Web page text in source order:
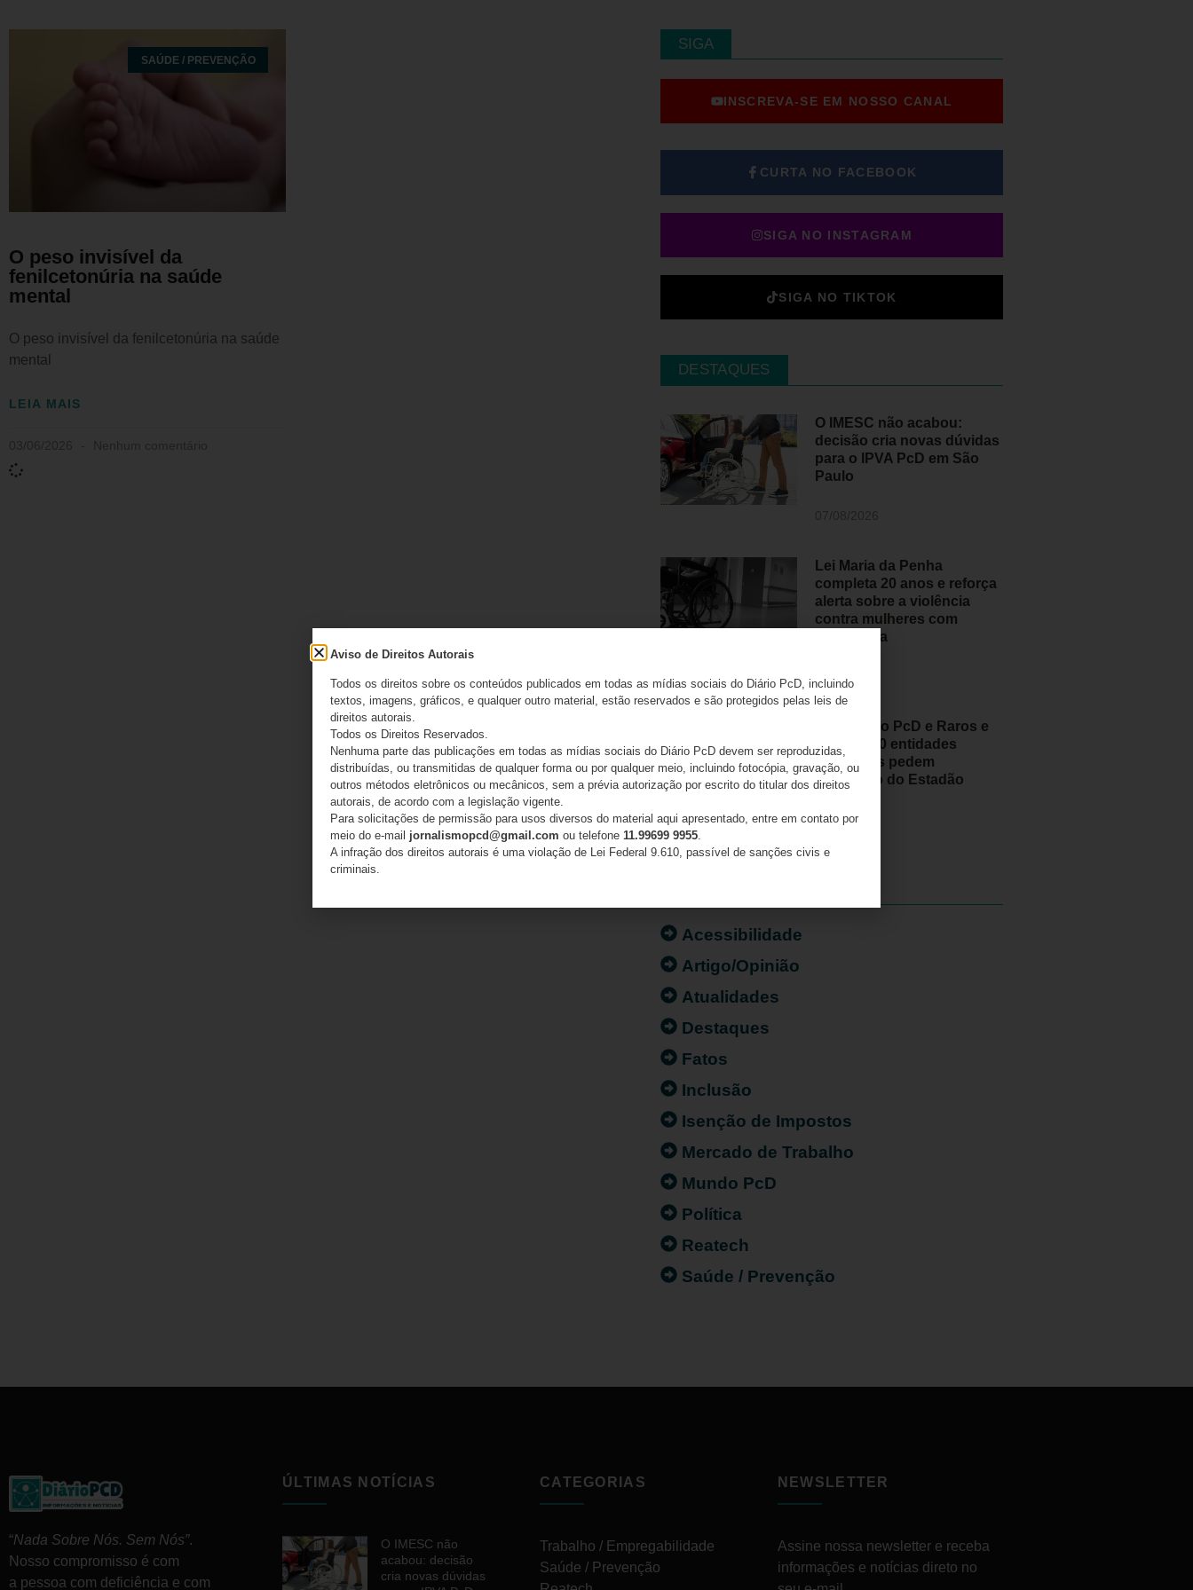
SAÚDE / PREVENÇÃO
O peso invisível da
fenilcetonúria na saúde
mental
O peso invisível da fenilcetonúria na saúde
mental
LEIA MAIS
SIGA
INSCREVA-SE EM NOSSO CANAL
CURTA NO FACEBOOK
SIGA NO INSTAGRAM
SIGA NO TIKTOK
DESTAQUES
O IMESC não acabou:
decisão cria novas dúvidas
para o IPVA PcD em São
Paulo
Lei Maria da Penha
completa 20 anos e reforça
alerta sobre a violência
contra mulheres com
deficiência
07/08/2026
Movimento PcD e Raros e
mais de 50 entidades
brasileiras pedem
retratação do Estadão
06/08/2026
Acessibilidade
Artigo/Opinião
Atualidades
Destaques
Fatos
Inclusão
Isenção de Impostos
Mercado de Trabalho
Mundo PcD
Política
Reatech
Saúde / Prevenção
“Nada Sobre Nós. Sem Nós”.
Nosso compromisso é com
a pessoa com deficiência e com
ÚLTIMAS NOTÍCIAS
O IMESC não
acabou: decisão
cria novas dúvidas
CATEGORIAS
Trabalho / Empregabilidade
Saúde / Prevenção
NEWSLETTER
Assine nossa newsletter e receba
informações e notícias direto no
Aviso de Direitos Autorais
Todos os direitos sobre os conteúdos publicados em todas as mídias sociais do Diário PcD, incluindo
textos, imagens, gráficos, e qualquer outro material, estão reservados e são protegidos pelas leis de
direitos autorais.
Todos os Direitos Reservados.
Nenhuma parte das publicações em todas as mídias sociais do Diário PcD devem ser reproduzidas,
distribuídas, ou transmitidas de qualquer forma ou por qualquer meio, incluindo fotocópia, gravação, ou
outros métodos eletrônicos ou mecânicos, sem a prévia autorização por escrito do titular dos direitos
autorais, de acordo com a legislação vigente.
Para solicitações de permissão para usos diversos do material aqui apresentado, entre em contato por
meio do e-mail jornalismopcd@gmail.com ou telefone 11.99699 9955.
A infração dos direitos autorais é uma violação de Lei Federal 9.610, passível de sanções civis e
criminais.